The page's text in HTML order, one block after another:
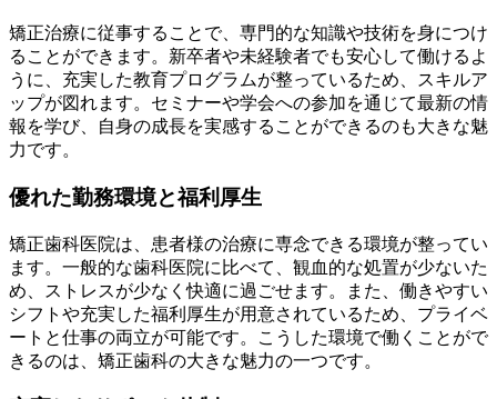
矯正治療に従事することで、専門的な知識や技術を身につけ
ることができます。新卒者や未経験者でも安心して働けるよ
うに、充実した教育プログラムが整っているため、スキルア
ップが図れます。セミナーや学会への参加を通じて最新の情
報を学び、自身の成長を実感することができるのも大きな魅
力です。
優れた勤務環境と福利厚生
矯正歯科医院は、患者様の治療に専念できる環境が整ってい
ます。一般的な歯科医院に比べて、観血的な処置が少ないた
め、ストレスが少なく快適に過ごせます。また、働きやすい
シフトや充実した福利厚生が用意されているため、プライベ
ートと仕事の両立が可能です。こうした環境で働くことがで
きるのは、矯正歯科の大きな魅力の一つです。